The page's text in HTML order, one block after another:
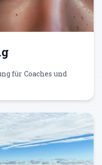
für Coaches und